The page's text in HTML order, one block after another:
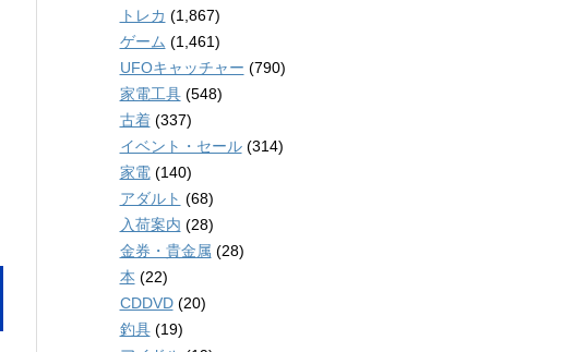
トレカ (1,867)
ゲーム (1,461)
UFOキャッチャー (790)
家電工具(548)
古着(337)
イベント・セール(314)
家電(140)
アダルト (68)
入荷案内 (28)
金券・貴金属 (28)
本 (22)
CDDVD(20)
釣具(19)